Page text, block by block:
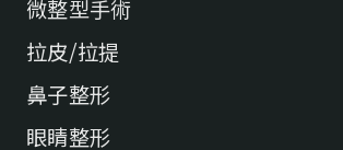
微整型手術
拉皮/拉提
鼻子整形
眼睛整形